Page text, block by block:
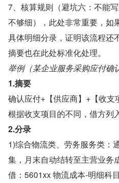
7、核算规则（避坑六：不能
不够细），此处非常重要，如
具体明细分录，证明该流程还
摘要也在此处标准化处理。
举例（某企业服务采购应付确
1.摘要
确认应付+【供应商】+【收支
根据收支项目的不同，借方列
2.分录
1)综合物流类、劳务服务类：
集，月末自动结转至主营业务
借：5601xx 物流成本-明细科